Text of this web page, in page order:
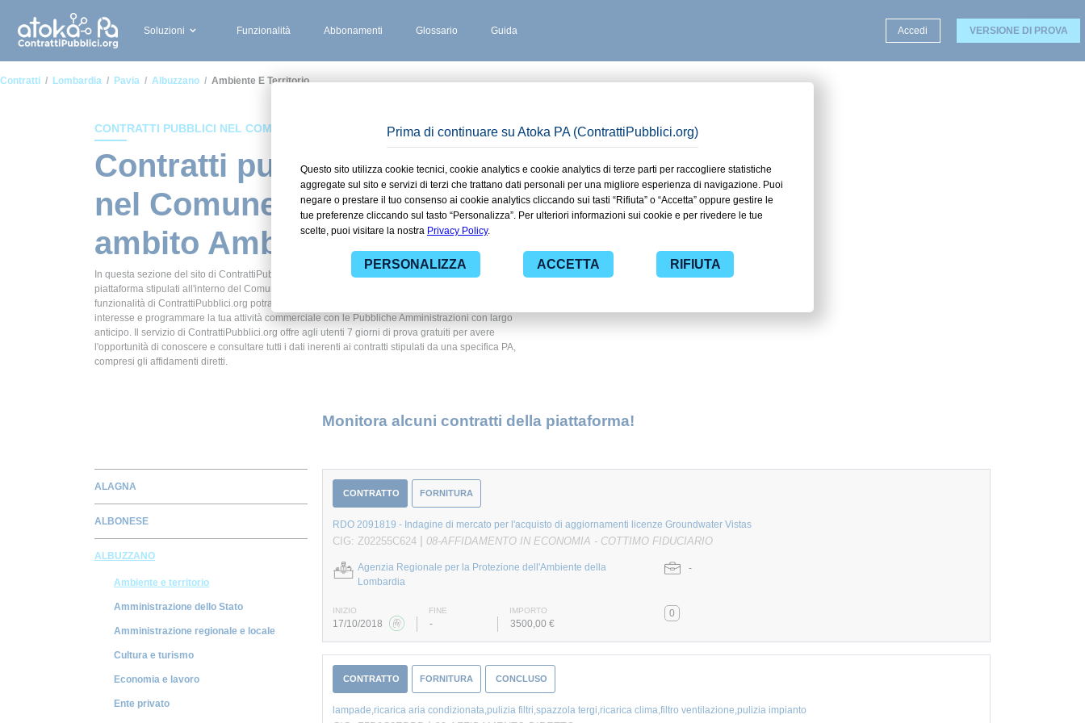
Soluzioni Funzionalità Abbonamenti Glossario Guida Accedi VERSIONE DI PROVA
Contratti Lombardia Pavia Albuzzano Ambiente E Territorio
CONTRATTI PUBBLICI NEL COMUNE DI ALBUZZANO
Contratti pubblici stipulati
nel Comune di Albuzzano in
ambito Ambiente e territorio
In questa sezione del sito di ContrattiPubblici.org potrai avere ad alcuni dei contratti presenti nella
piattaforma stipulati all'interno del Comune di Albuzzano in ambito Ambiente e territorio. Grazie alle
funzionalità di ContrattiPubblici.org potrai monitorare la scadenza dei contratti pubblici di tuo
interesse e programmare la tua attività commerciale con le Pubbliche Amministrazioni con largo
anticipo. Il servizio di ContrattiPubblici.org offre agli utenti 7 giorni di prova gratuiti per avere
l'opportunità di conoscere e consultare tutti i dati inerenti ai contratti stipulati da una specifica PA,
compresi gli affidamenti diretti.
Monitora alcuni contratti della piattaforma!
ALAGNA
ALBONESE
ALBUZZANO
Ambiente e territorio
Amministrazione dello Stato
Amministrazione regionale e locale
Cultura e turismo
Economia e lavoro
Ente privato
CONTRATTO FORNITURA
RDO 2091819 - Indagine di mercato per l'acquisto di aggiornamenti licenze Groundwater Vistas
CIG: Z02255C624 | 08-AFFIDAMENTO IN ECONOMIA - COTTIMO FIDUCIARIO
Agenzia Regionale per la Protezione dell'Ambiente della
Lombardia
-
INIZIO FINE IMPORTO
17/10/2018 - 3500,00 €
0
CONTRATTO FORNITURA CONCLUSO
lampade,ricarica aria condizionata,pulizia filtri,spazzola tergi,ricarica clima,filtro ventilazione,pulizia impianto